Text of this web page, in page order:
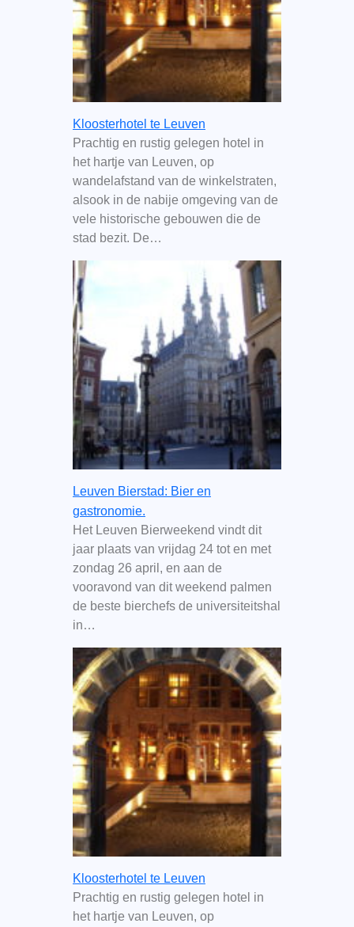
Kloosterhotel te Leuven
Prachtig en rustig gelegen hotel in
het hartje van Leuven, op
wandelafstand van de winkelstraten,
alsook in de nabije omgeving van de
vele historische gebouwen die de
stad bezit. De…
Leuven Bierstad: Bier en
gastronomie.
Het Leuven Bierweekend vindt dit
jaar plaats van vrijdag 24 tot en met
zondag 26 april, en aan de
vooravond van dit weekend palmen
de beste bierchefs de universiteitshal
in…
Kloosterhotel te Leuven
Prachtig en rustig gelegen hotel in
het hartje van Leuven, op